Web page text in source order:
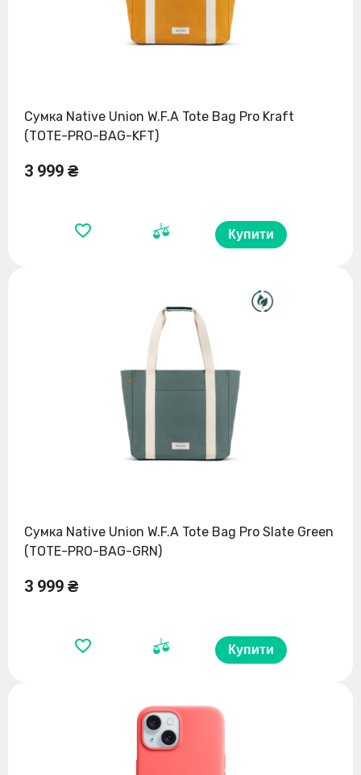
Сумка Native Union W.F.A Tote Bag Pro Kraft
(TOTE-PRO-BAG-KFT)
3 999 ₴
Купити
Сумка Native Union W.F.A Tote Bag Pro Slate Green
(TOTE-PRO-BAG-GRN)
3 999 ₴
Купити